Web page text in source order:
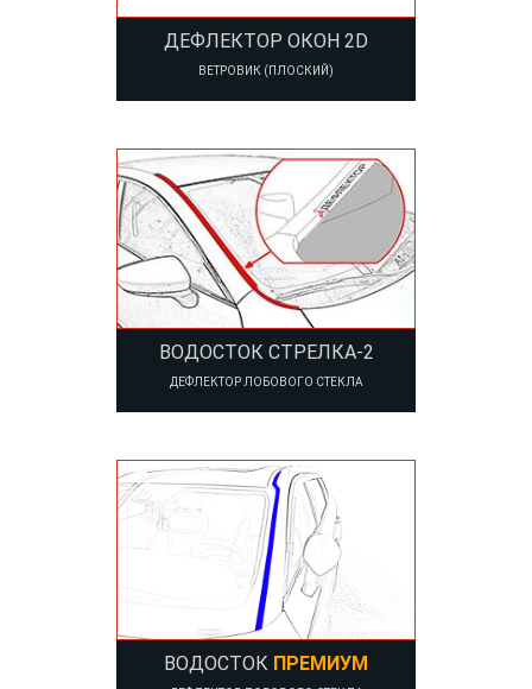
ДЕФЛЕКТОР ОКОН 2D
ВЕТРОВИК (ПЛОСКИЙ)
ВОДОСТОК СТРЕЛКА-2
ДЕФЛЕКТОР ЛОБОВОГО СТЕКЛА
ВОДОСТОК ПРЕМИУМ